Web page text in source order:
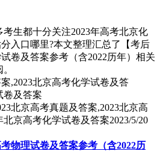
考生都十分关注2023年高考北京化
入口哪里?本文整理汇总了【考后
卷及答案参考（含2022历年）相关
北京高考真题及答案,2023北京高
北京高考化学试卷及答案2023/5/20
考物理试卷及答案参考（含2022历